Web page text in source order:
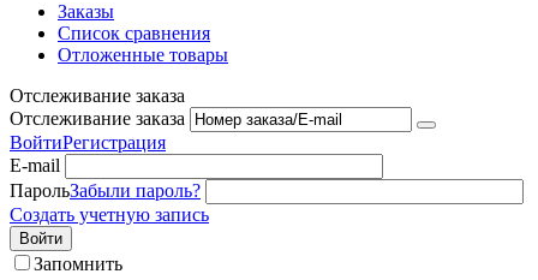
Заказы
Список сравнения
Отложенные товары
Отслеживание заказа
Отслеживание заказа
ВойтиРегистрация
E-mail
ПарольЗабыли пароль?
Создать учетную запись
Войти
Запомнить